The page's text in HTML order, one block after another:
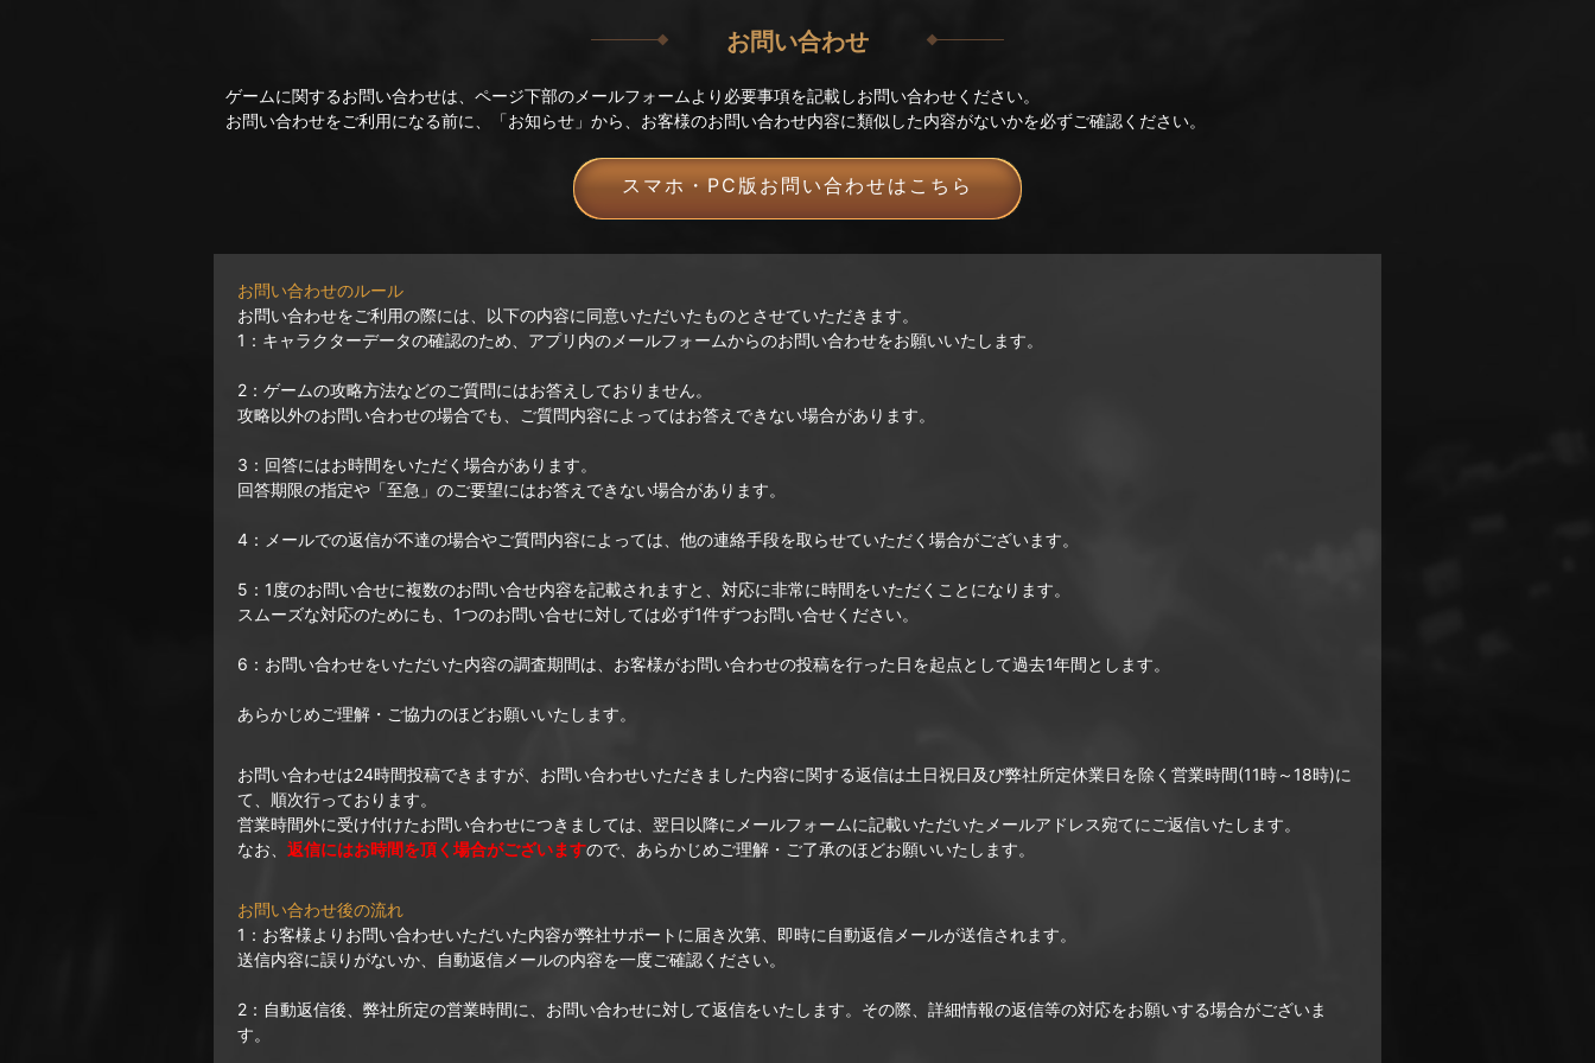
お問い合わせ
ゲームに関するお問い合わせは、ページ下部のメールフォームより必要事項を記載しお問い合わせください。
お問い合わせをご利用になる前に、「お知らせ」から、お客様のお問い合わせ内容に類似した内容がないかを必ずご確認ください。
スマホ・PC版お問い合わせはこちら
お問い合わせのルール
お問い合わせをご利用の際には、以下の内容に同意いただいたものとさせていただきます。
1：キャラクターデータの確認のため、アプリ内のメールフォームからのお問い合わせをお願いいたします。
2：ゲームの攻略方法などのご質問にはお答えしておりません。
攻略以外のお問い合わせの場合でも、ご質問内容によってはお答えできない場合があります。
3：回答にはお時間をいただく場合があります。
回答期限の指定や「至急」のご要望にはお答えできない場合があります。
4：メールでの返信が不達の場合やご質問内容によっては、他の連絡手段を取らせていただく場合がございます。
5：1度のお問い合せに複数のお問い合せ内容を記載されますと、対応に非常に時間をいただくことになります。
スムーズな対応のためにも、1つのお問い合せに対しては必ず1件ずつお問い合せください。
6：お問い合わせをいただいた内容の調査期間は、お客様がお問い合わせの投稿を行った日を起点として過去1年間とします。
あらかじめご理解・ご協力のほどお願いいたします。
お問い合わせは24時間投稿できますが、お問い合わせいただきました内容に関する返信は土日祝日及び弊社所定休業日を除く営業時間(11時～18時)に
て、順次行っております。
営業時間外に受け付けたお問い合わせにつきましては、翌日以降にメールフォームに記載いただいたメールアドレス宛てにご返信いたします。
なお、 返信にはお時間を頂く場合がございますので、あらかじめご理解・ご了承のほどお願いいたします。
お問い合わせ後の流れ
1：お客様よりお問い合わせいただいた内容が弊社サポートに届き次第、即時に自動返信メールが送信されます。
送信内容に誤りがないか、自動返信メールの内容を一度ご確認ください。
2：自動返信後、弊社所定の営業時間に、お問い合わせに対して返信をいたします。その際、詳細情報の返信等の対応をお願いする場合がございま
す。